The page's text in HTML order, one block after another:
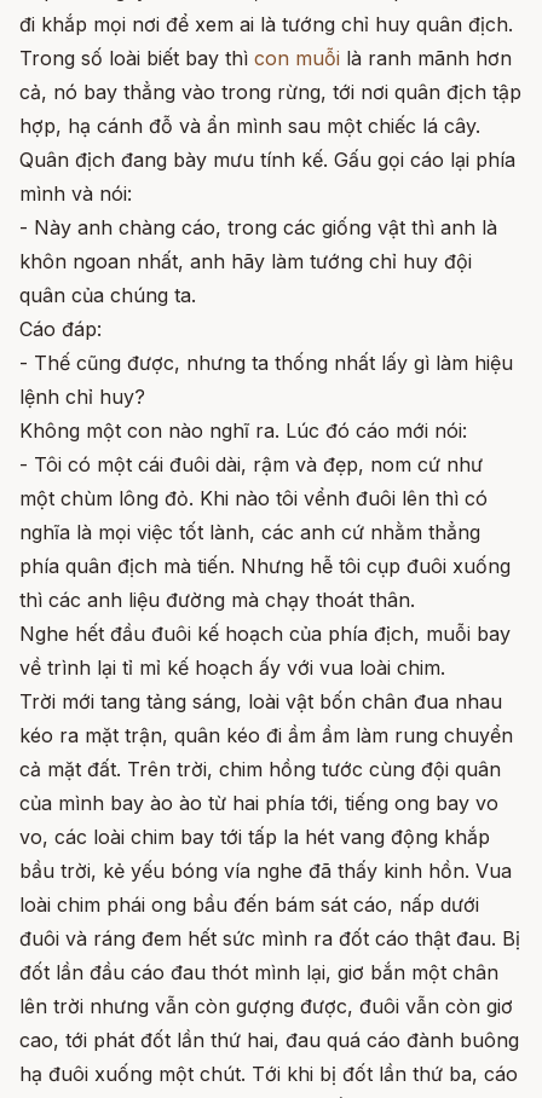
đi khắp mọi nơi để xem ai là tướng chỉ huy quân địch.
Trong số loài biết bay thì con muỗi là ranh mãnh hơn
cả, nó bay thẳng vào trong rừng, tới nơi quân địch tập
hợp, hạ cánh đỗ và ẩn mình sau một chiếc lá cây.
Quân địch đang bày mưu tính kế. Gấu gọi cáo lại phía
mình và nói:
- Này anh chàng cáo, trong các giống vật thì anh là
khôn ngoan nhất, anh hãy làm tướng chỉ huy đội
quân của chúng ta.
Cáo đáp:
- Thế cũng được, nhưng ta thống nhất lấy gì làm hiệu
lệnh chỉ huy?
Không một con nào nghĩ ra. Lúc đó cáo mới nói:
- Tôi có một cái đuôi dài, rậm và đẹp, nom cứ như
một chùm lông đỏ. Khi nào tôi vểnh đuôi lên thì có
nghĩa là mọi việc tốt lành, các anh cứ nhằm thẳng
phía quân địch mà tiến. Nhưng hễ tôi cụp đuôi xuống
thì các anh liệu đường mà chạy thoát thân.
Nghe hết đầu đuôi kế hoạch của phía địch, muỗi bay
về trình lại tỉ mỉ kế hoạch ấy với vua loài chim.
Trời mới tang tảng sáng, loài vật bốn chân đua nhau
kéo ra mặt trận, quân kéo đi ầm ầm làm rung chuyển
cả mặt đất. Trên trời, chim hồng tước cùng đội quân
của mình bay ào ào từ hai phía tới, tiếng ong bay vo
vo, các loài chim bay tới tấp la hét vang động khắp
bầu trời, kẻ yếu bóng vía nghe đã thấy kinh hồn. Vua
loài chim phái ong bầu đến bám sát cáo, nấp dưới
đuôi và ráng đem hết sức mình ra đốt cáo thật đau. Bị
đốt lần đầu cáo đau thót mình lại, giơ bắn một chân
lên trời nhưng vẫn còn gượng được, đuôi vẫn còn giơ
cao, tới phát đốt lần thứ hai, đau quá cáo đành buông
hạ đuôi xuống một chút. Tới khi bị đốt lần thứ ba, cáo